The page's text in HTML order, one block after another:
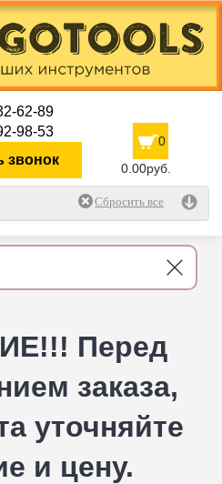
62-89
98-53
звонок
0
0.00руб.
Перед
заказа,
уточняйте
и цену.